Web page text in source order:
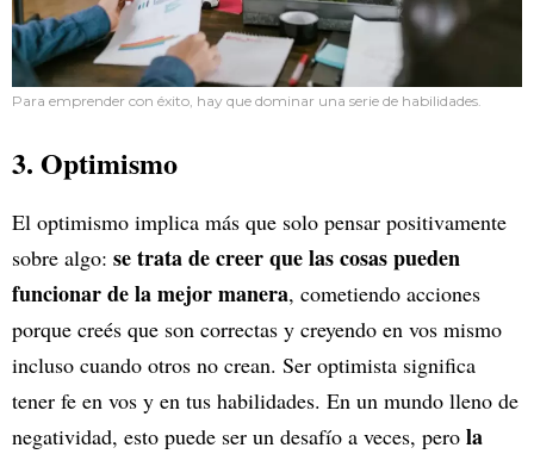
Para emprender con éxito, hay que dominar una serie de habilidades.
3. Optimismo
El optimismo implica más que solo pensar positivamente
sobre algo: se trata de creer que las cosas pueden
funcionar de la mejor manera, cometiendo acciones
porque creés que son correctas y creyendo en vos mismo
incluso cuando otros no crean. Ser optimista significa
tener fe en vos y en tus habilidades. En un mundo lleno de
negatividad, esto puede ser un desafío a veces, pero la